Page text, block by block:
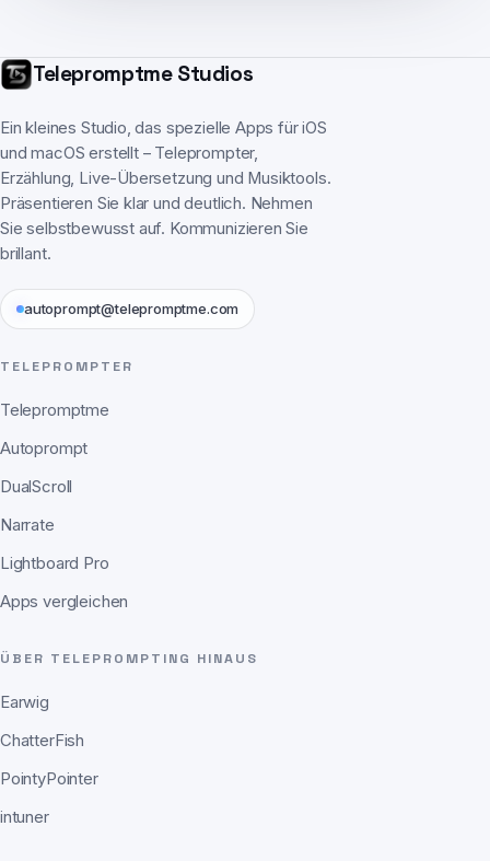
Telepromptme Studios
Ein kleines Studio, das spezielle Apps für iOS
und macOS erstellt – Teleprompter,
Erzählung, Live-Übersetzung und Musiktools.
Präsentieren Sie klar und deutlich. Nehmen
Sie selbstbewusst auf. Kommunizieren Sie
brillant.
autoprompt@telepromptme.com
TELEPROMPTER
Telepromptme
Autoprompt
DualScroll
Narrate
Lightboard Pro
Apps vergleichen
ÜBER TELEPROMPTING HINAUS
Earwig
ChatterFish
PointyPointer
intuner